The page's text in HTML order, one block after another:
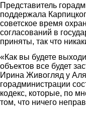
Представитель
поддержала
советское время
согласований в
приняты, так что
«Как вы будете
объектов все будет
Ирина Живогляд у
горадминистрации
кодекс, которые, по
том, что ничего